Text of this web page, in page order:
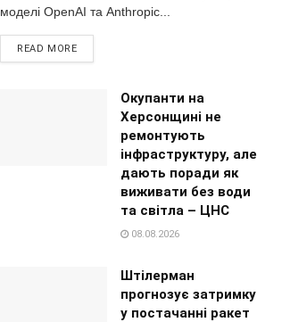
моделі OpenAI та Anthropic...
READ MORE
Окупанти на
Херсонщині не
ремонтують
інфраструктуру, але
дають поради як
виживати без води
та світла – ЦНС
08.08.2026
Штілерман
прогнозує затримку
у постачанні ракет